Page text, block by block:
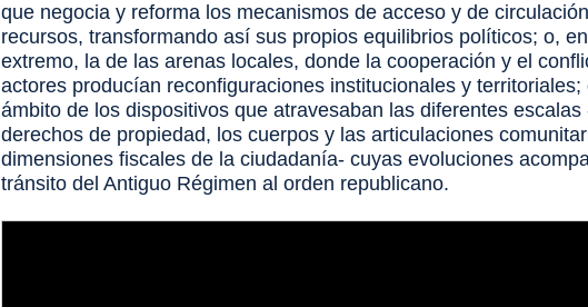
que negocia y reforma los mecanismos de acceso y de
recursos, transformando así sus propios equilibrios políticos; o,
extremo, la de las arenas locales, donde la cooperación y el
actores producían reconfiguraciones institucionales y territoriales;
ámbito de los dispositivos que atravesaban las diferentes escalas
derechos de propiedad, los cuerpos y las articulaciones
dimensiones fiscales de la ciudadanía- cuyas evoluciones
tránsito del Antiguo Régimen al orden republicano.